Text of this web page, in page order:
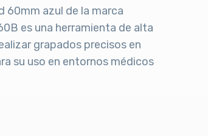
60mm azul de la marca
es una herramienta de alta
grapados precisos en
su uso en entornos médicos